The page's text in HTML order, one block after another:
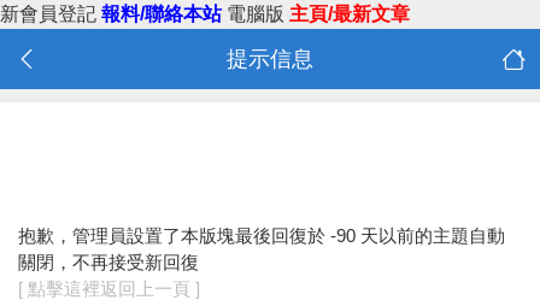
新會員登記 報料/聯絡本站 電腦版 主頁/最新文章
提示信息
抱歉，管理員設置了本版塊最後回復於 -90 天以前的主題自動
關閉，不再接受新回復
[ 點擊這裡返回上一頁 ]